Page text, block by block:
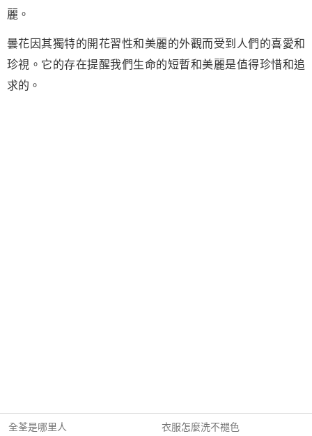
麗。
曇花因其獨特的開花習性和美麗的外觀而受到人們的喜愛和
珍視。它的存在提醒我們生命的短暫和美麗是值得珍惜和追
求的。
全荃是哪里人 衣服怎麼洗不褪色